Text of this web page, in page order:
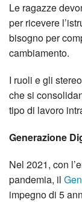
Le ragazze
per ricevere
bisogno per
cambiamento.
I ruoli e gli
che si
tipo di lavoro
Generazione
Nel 2021, con
pandemia, il
impegno di 5